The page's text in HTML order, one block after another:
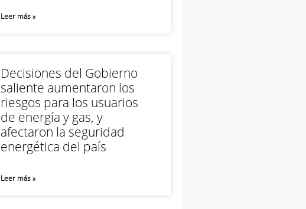
Leer más »
Decisiones del Gobierno
saliente aumentaron los
riesgos para los usuarios
de energía y gas, y
afectaron la seguridad
energética del país
Leer más »